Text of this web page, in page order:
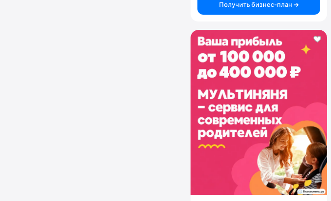
Получить бизнес-план